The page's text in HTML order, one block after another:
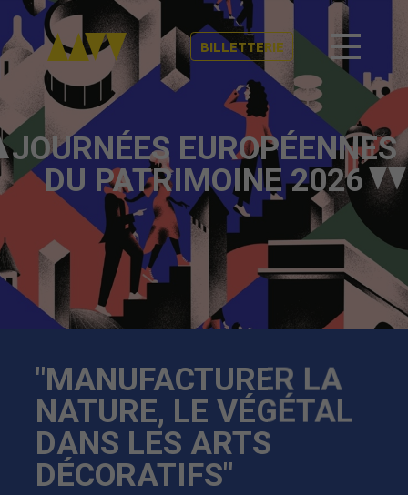
BILLETTERIE
JOURNÉES EUROPÉENNES
DU PATRIMOINE 2026
"MANUFACTURER LA
NATURE, LE VÉGÉTAL
DANS LES ARTS
DÉCORATIFS"